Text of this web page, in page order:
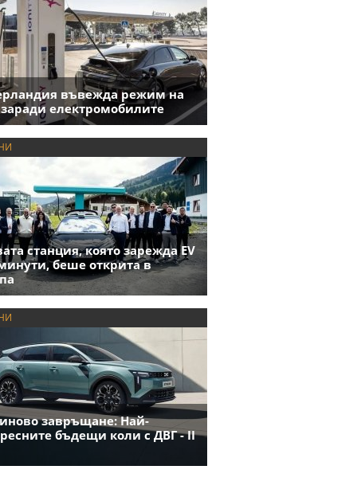
въвежда режим на
заради електромобилите
станция, която зарежда EV
беше открита в
завръщане: Най-
бъдещи коли с ДВГ - II